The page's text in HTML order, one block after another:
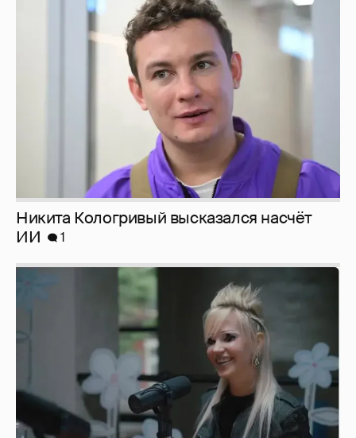
Никита Кологривый высказался насчёт
ИИ
1